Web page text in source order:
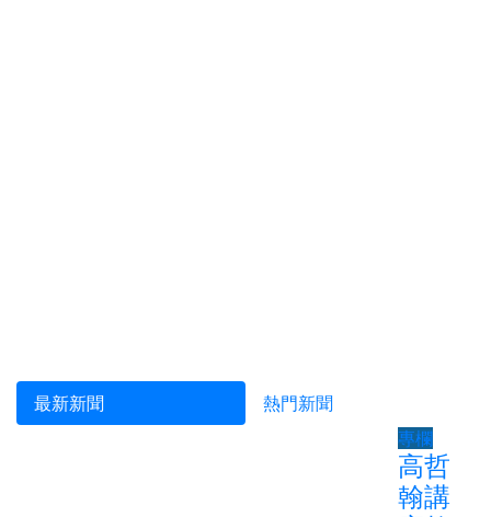
最新新聞
熱門新聞
專欄
高哲
翰講